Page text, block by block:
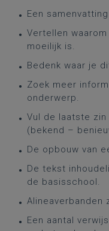
Een
Vertellen
moeilijk is.
Bedenk waar je
Zoek meer
onderwerp.
Vul de laatste zin
(bekend –
De opbouw van
De tekst
de basisschool.
Alineaverbanden
Een aantal